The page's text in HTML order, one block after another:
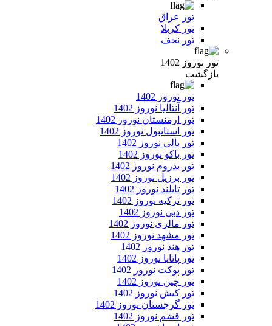
تور عراق
تور کربلا
تور نجف
تور نوروز 1402
بازگشت
تور نوروز 1402
تور آنتالیا نوروز 1402
تور ارمنستان نوروز 1402
تور استانبول نوروز 1402
تور بالی نوروز 1402
تور باکو نوروز 1402
تور بدروم نوروز 1402
تور برزیل نوروز 1402
تور تایلند نوروز 1402
تور ترکیه نوروز 1402
تور دبی نوروز 1402
تور مالزی نوروز 1402
تور مشهد نوروز 1402
تور هند نوروز 1402
تور پاتایا نوروز 1402
تور پوکت نوروز 1402
تور چین نوروز 1402
تور کیش نوروز 1402
تور گرجستان نوروز 1402
تور قشم نوروز 1402